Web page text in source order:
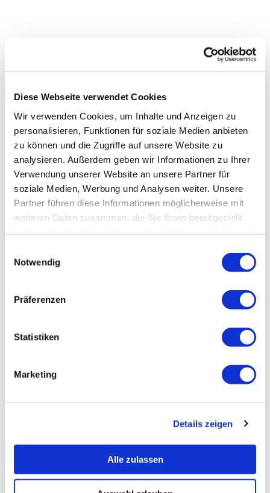
Diese Webseite verwendet Cookies
Wir verwenden Cookies, um Inhalte und Anzeigen zu
personalisieren, Funktionen für soziale Medien anbieten
zu können und die Zugriffe auf unsere Website zu
analysieren. Außerdem geben wir Informationen zu Ihrer
Verwendung unserer Website an unsere Partner für
soziale Medien, Werbung und Analysen weiter. Unsere
Partner führen diese Informationen möglicherweise mit
weiteren Daten zusammen, die Sie ihnen bereitgestellt
Notwendig
Präferenzen
Statistiken
Marketing
Details zeigen
Alle zulassen